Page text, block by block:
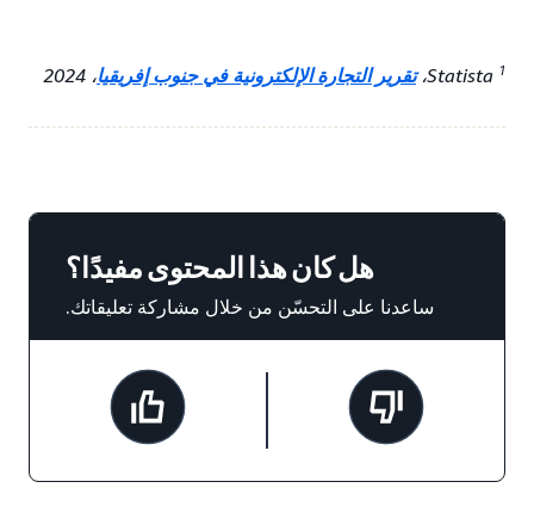
1 تقرير التجارة الإلكترونية في جنوب إفريقيا، 2024
هل كان هذا المحتوى مفيدًا؟
ساعدنا على التحسّن من خلال مشاركة تعليقاتك.